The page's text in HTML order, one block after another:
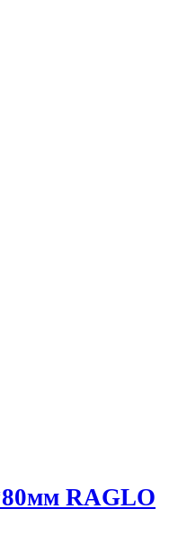
RAGLO